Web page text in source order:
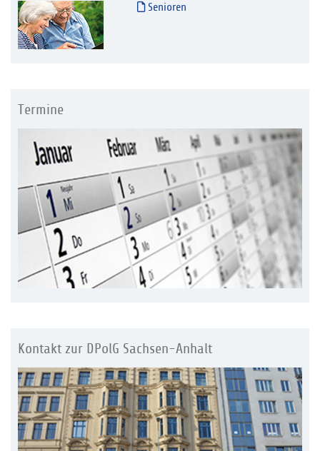
Senioren
Termine
Kontakt zur DPolG Sachsen-Anhalt